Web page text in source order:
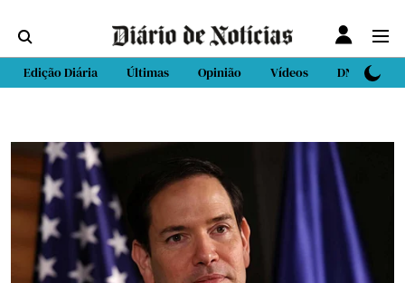
Edição Diária Últimas Opinião Vídeos DN Sport